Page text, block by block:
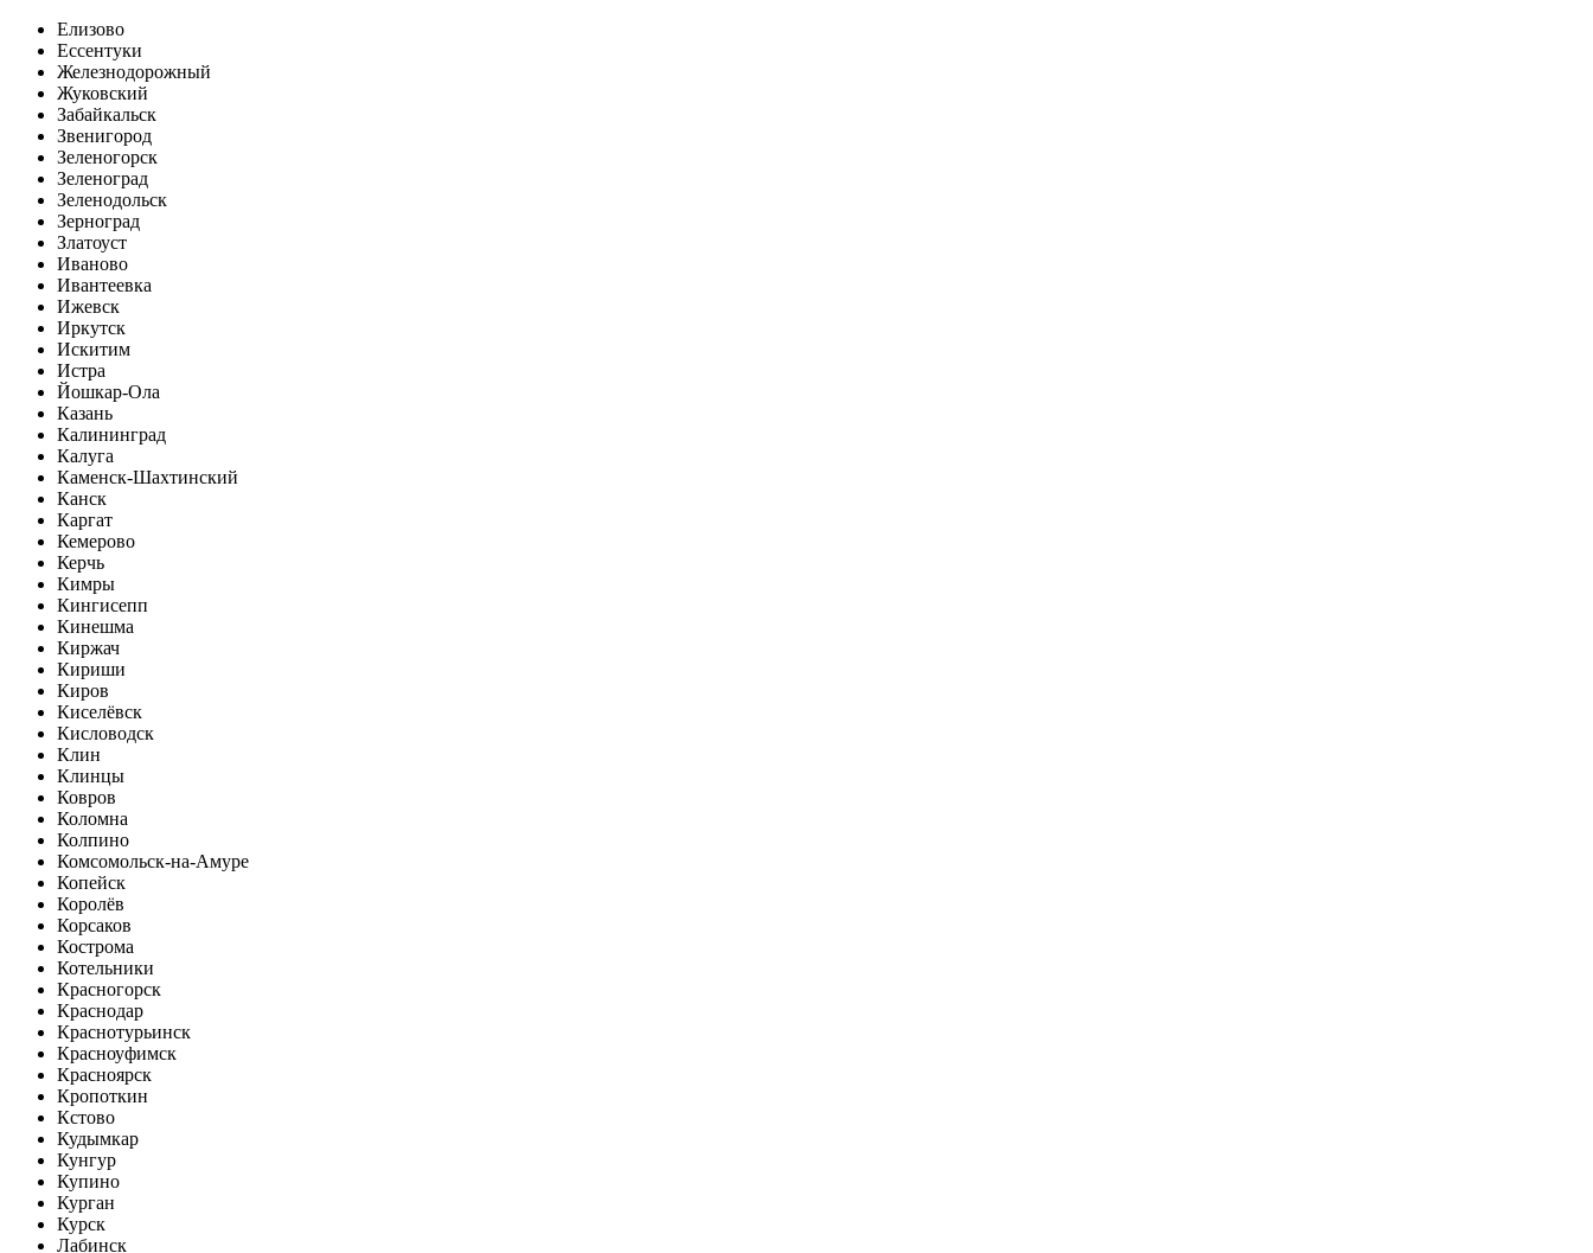
Елизово
Ессентуки
Железнодорожный
Жуковский
Забайкальск
Звенигород
Зеленогорск
Зеленоград
Зеленодольск
Зерноград
Златоуст
Иваново
Ивантеевка
Ижевск
Иркутск
Искитим
Истра
Йошкар-Ола
Казань
Калининград
Калуга
Каменск-Шахтинский
Канск
Каргат
Кемерово
Керчь
Кимры
Кингисепп
Кинешма
Киржач
Кириши
Киров
Киселёвск
Кисловодск
Клин
Клинцы
Ковров
Коломна
Колпино
Комсомольск-на-Амуре
Копейск
Королёв
Корсаков
Кострома
Котельники
Красногорск
Краснодар
Краснотурьинск
Красноуфимск
Красноярск
Кропоткин
Кстово
Кудымкар
Кунгур
Купино
Курган
Курск
Лабинск